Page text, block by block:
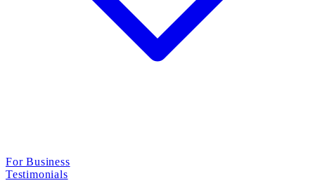
For Business
Testimonials